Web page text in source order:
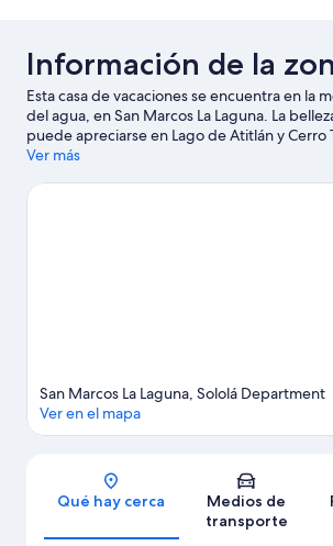
Información de la
Esta casa de vacaciones se encuentra en la
del agua, en San Marcos La Laguna. La
puede apreciarse en Lago de Atitlán y Cerro
que Galería de arte CHIYA y Galería de arte
Cooperativa de café La Voz y La Calle de los
Ver más
Sección del
San Marcos La Laguna, Sololá Department
Ver en el mapa
Qué hay cerca
Medios de
transporte